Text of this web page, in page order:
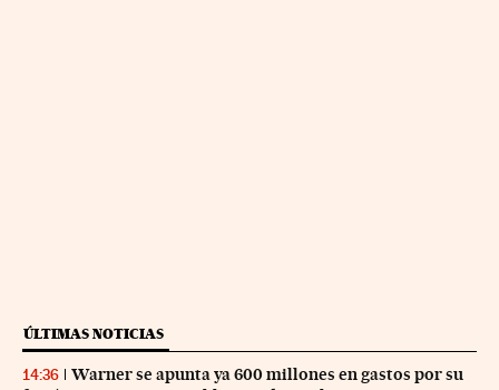
ÚLTIMAS NOTICIAS
14:36
Warner se apunta ya 600 millones en gastos por su